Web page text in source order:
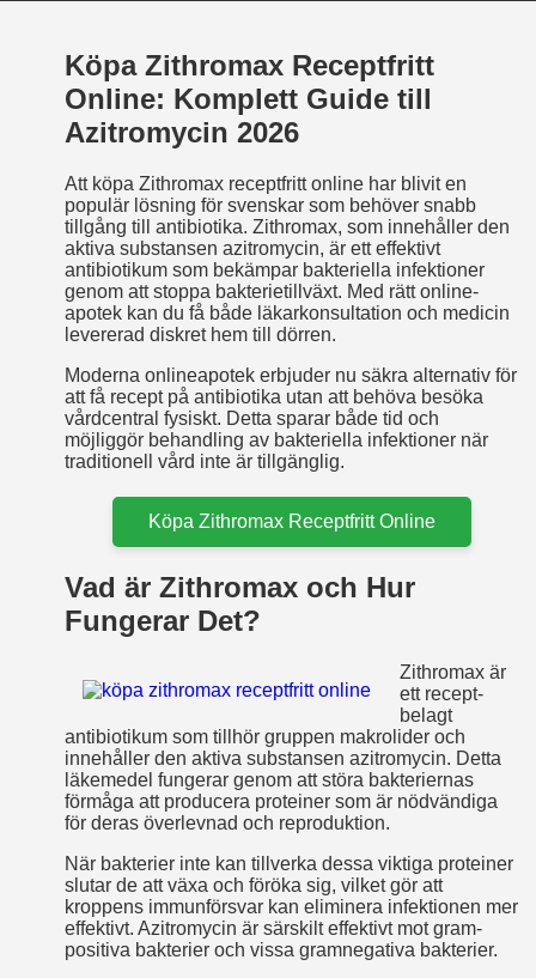
Köpa Zithromax Receptfritt
Online: Komplett Guide till
Azitromycin 2026
Att köpa Zithromax receptfritt online har blivit en
populär lösning för svenskar som behöver snabb
tillgång till antibiotika. Zithromax, som innehåller den
aktiva substansen azitromycin, är ett effektivt
antibiotikum som bekämpar bakteriella infektioner
genom att stoppa bakterietillväxt. Med rätt online-
apotek kan du få både läkarkonsultation och medicin
levererad diskret hem till dörren.
Moderna onlineapotek erbjuder nu säkra alternativ för
att få recept på antibiotika utan att behöva besöka
vårdcentral fysiskt. Detta sparar både tid och
möjliggör behandling av bakteriella infektioner när
traditionell vård inte är tillgänglig.
Köpa Zithromax Receptfritt Online
Vad är Zithromax och Hur
Fungerar Det?
Zithromax är
ett recept­
belagt
antibiotikum som tillhör gruppen makrolider och
innehåller den aktiva substansen azitromycin. Detta
läkemedel fungerar genom att störa bakteriernas
förmåga att producera proteiner som är nödvändiga
för deras överlevnad och reproduktion.
När bakterier inte kan tillverka dessa viktiga proteiner
slutar de att växa och föröka sig, vilket gör att
kroppens immunförsvar kan eliminera infektionen mer
effektivt. Azitromycin är särskilt effektivt mot gram­
positiva bakterier och vissa gram­negativa bakterier.